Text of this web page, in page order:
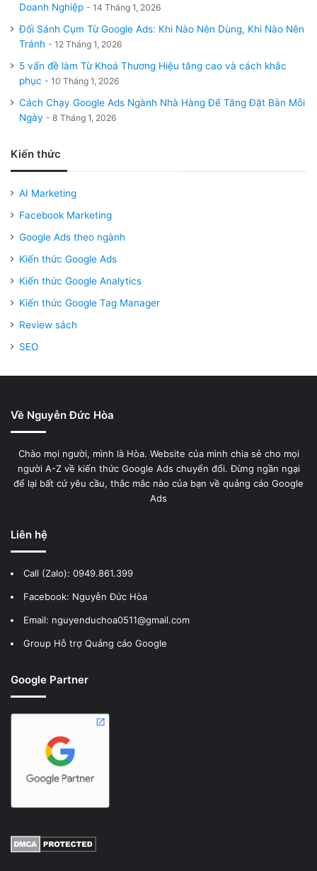
Doanh Nghiệp
14 Tháng 1, 2026
Đối Sánh Cụm Từ Google Ads: Khi Nào Nên Dùng, Khi Nào Nên
Tránh
12 Tháng 1, 2026
5 vấn đề làm Từ Khoá Thương Hiệu tăng cao và cách khắc
phục
10 Tháng 1, 2026
Cách Chạy Google Ads Ngành Nhà Hàng Để Tăng Đặt Bàn Mỗi
Ngày
8 Tháng 1, 2026
Kiến thức
AI Marketing
Facebook Marketing
Google Ads theo ngành
Kiến thức Google Ads
Kiến thức Google Analytics
Kiến thức Google Tag Manager
Review sách
SEO
Về Nguyễn Đức Hòa
Chào mọi người, mình là Hòa. Website của mình chia sẻ cho mọi
người A-Z về kiến thức Google Ads chuyển đổi. Đừng ngần ngại
để lại bất cứ yêu cầu, thắc mắc nào của bạn về quảng cáo Google
Ads
Liên hệ
Call (Zalo): 0949.861.399
Facebook: Nguyễn Đức Hòa
Email: nguyenduchoa0511@gmail.com
Group Hỗ trợ Quảng cáo Google
Google Partner